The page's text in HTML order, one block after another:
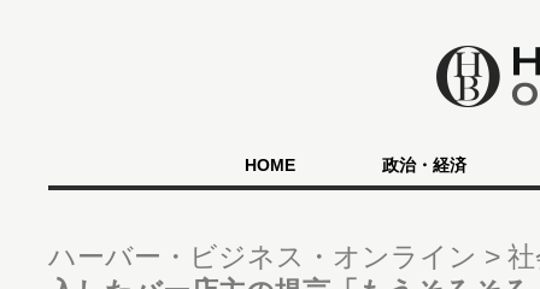
HOME 政治・経済
ハーバー・ビジネス・オンライン